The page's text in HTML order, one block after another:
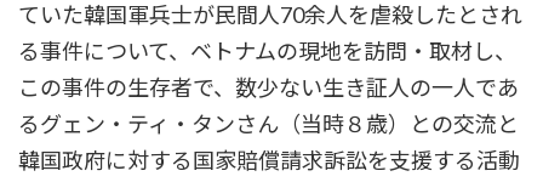
ていた韓国軍兵士が民間人70余人を虐殺したとされ
る事件について、ベトナムの現地を訪問・取材し、
この事件の生存者で、数少ない生き証人の一人であ
るグェン・ティ・タンさん（当時８歳）との交流と
韓国政府に対する国家賠償請求訴訟を支援する活動